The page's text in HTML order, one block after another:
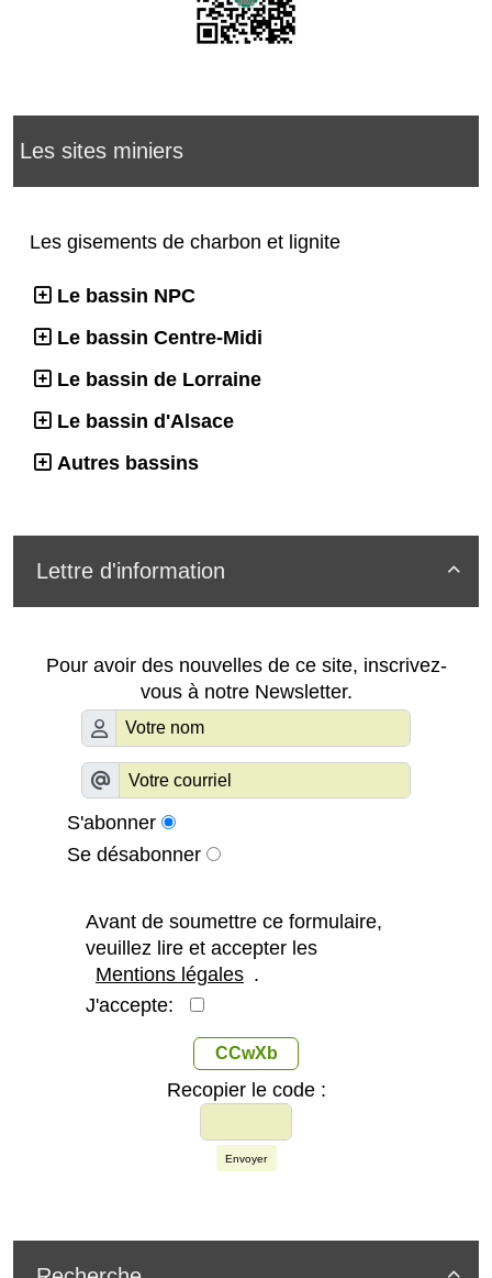
Les sites miniers
Les gisements de charbon et lignite
Le bassin NPC
Le bassin Centre-Midi
Le bassin de Lorraine
Le bassin d'Alsace
Autres bassins

Lettre d'information
Pour avoir des nouvelles de ce site, inscrivez-
vous à notre Newsletter.
S'abonner
Se désabonner
Avant de soumettre ce formulaire,
veuillez lire et accepter les
Mentions légales .
J'accepte:
CCwXb
Recopier le code :
Envoyer
